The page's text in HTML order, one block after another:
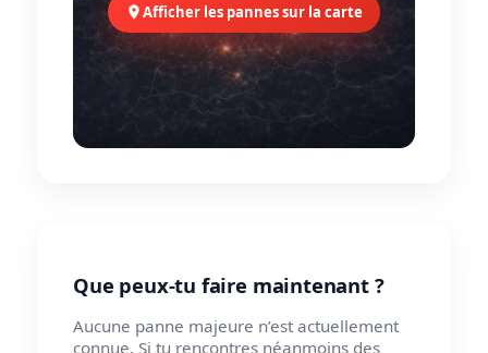
Afficher les pannes sur la carte
Que peux-tu faire maintenant ?
Aucune panne majeure n’est actuellement
connue. Si tu rencontres néanmoins des